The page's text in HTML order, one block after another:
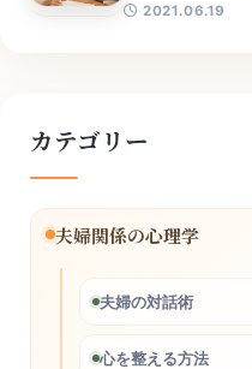
2021.06.19
カテゴリー
夫婦関係の心理学
夫婦の対話術
心を整える方法